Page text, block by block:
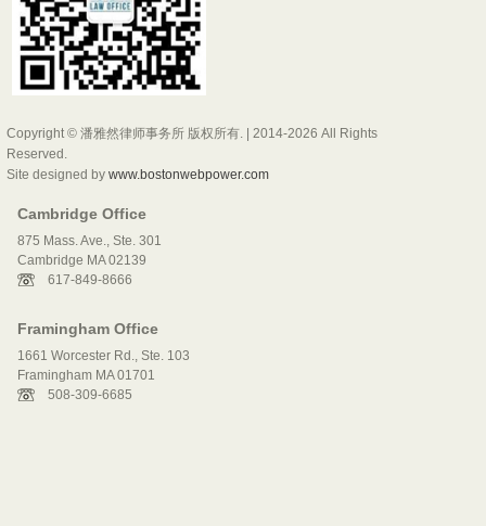
Copyright © 潘雅然律师事务所 版权所有. | 2014-2026 All Rights
Reserved.
Site designed by www.bostonwebpower.com
Cambridge Office
875 Mass. Ave., Ste. 301
Cambridge MA 02139
617-849-8666
Framingham Office
1661 Worcester Rd., Ste. 103
Framingham MA 01701
508-309-6685